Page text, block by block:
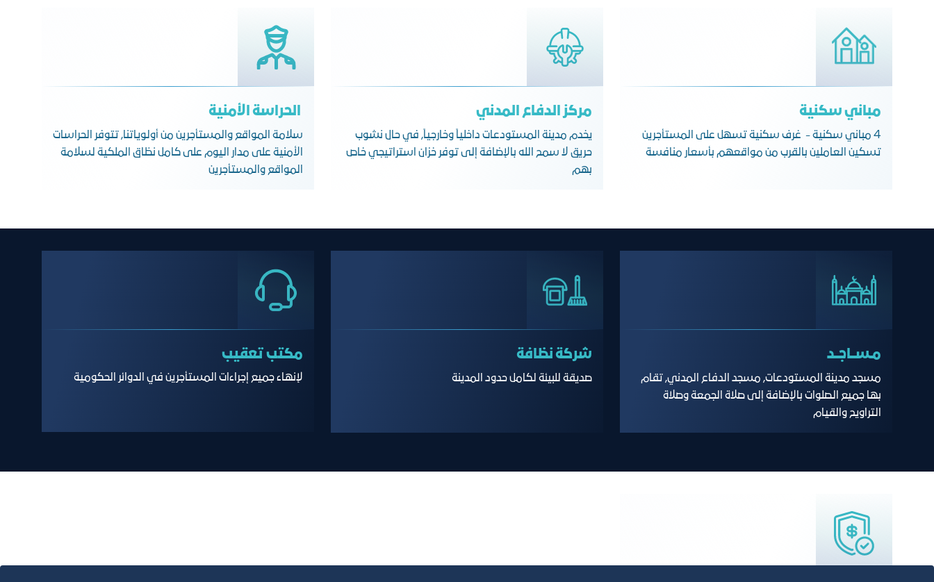
مباني سكنية
4 مباني سكنية - غرف سكنية تسهل على المستأجرين
تسكين العاملين بالقرب من مواقعهم بأسعار منافسة
مركز الدفاع المدني
يخدم مدينة المستودعات داخلياً وخارجياً, في حال نشوب
حريق لا سمح الله بالإضافة إلى توفر خزان استراتيجي خاص
بهم
الحراسة الأمنية
سلامة المواقع والمستأجرين من أولوياتنا, تتوفر الحراسات
الأمنية على مدار اليوم على كامل نظاق الملكية لسلامة
المواقع والمستأجرين
مـســاجــد
مسجد مدينة المستودعات, مسجد الدفاع المدني, تقام
بها جميع الصلوات بالإضافة إلى صلاة الجمعة وصلاة
التراويح والقيام
شركة نظافة
صديقة للبيئة لكامل حدود المدينة
مكتب تعقيب
لإنهاء جميع إجراءات المستأجرين في الدوائر الحكومية